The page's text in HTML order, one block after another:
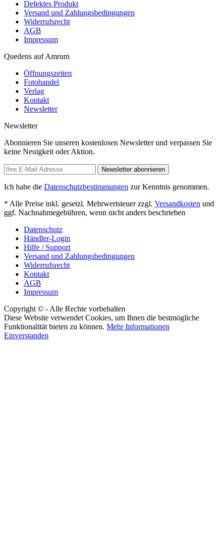
Defektes Produkt
Versand und Zahlungsbedingungen
Widerrufsrecht
AGB
Impressum
Quedens auf Amrum
Öffnungszeiten
Fotohandel
Verlag
Kontakt
Newsletter
Newsletter
Abonnieren Sie unseren kostenlosen Newsletter und verpassen Sie
keine Neuigkeit oder Aktion.
Newsletter abonnieren
Ich habe die Datenschutzbestimmungen zur Kenntnis genommen.
* Alle Preise inkl. gesetzl. Mehrwertsteuer zzgl. Versandkosten und
ggf. Nachnahmegebühren, wenn nicht anders beschrieben
Datenschutz
Händler-Login
Hilfe / Support
Versand und Zahlungsbedingungen
Widerrufsrecht
Kontakt
AGB
Impressum
Copyright © - Alle Rechte vorbehalten
Diese Website verwendet Cookies, um Ihnen die bestmögliche
Funktionalität bieten zu können. Mehr Informationen
Einverstanden